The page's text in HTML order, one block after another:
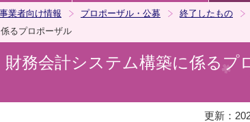
事業者向け情報 プロポーザル・公募
終了したもの
るプロポーザル
財務会計システム構築に係るプ
更新：